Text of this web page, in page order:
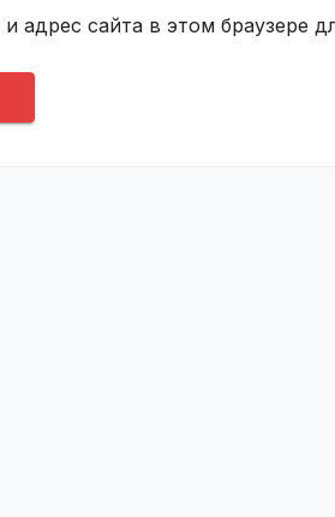
адрес сайта в этом браузере